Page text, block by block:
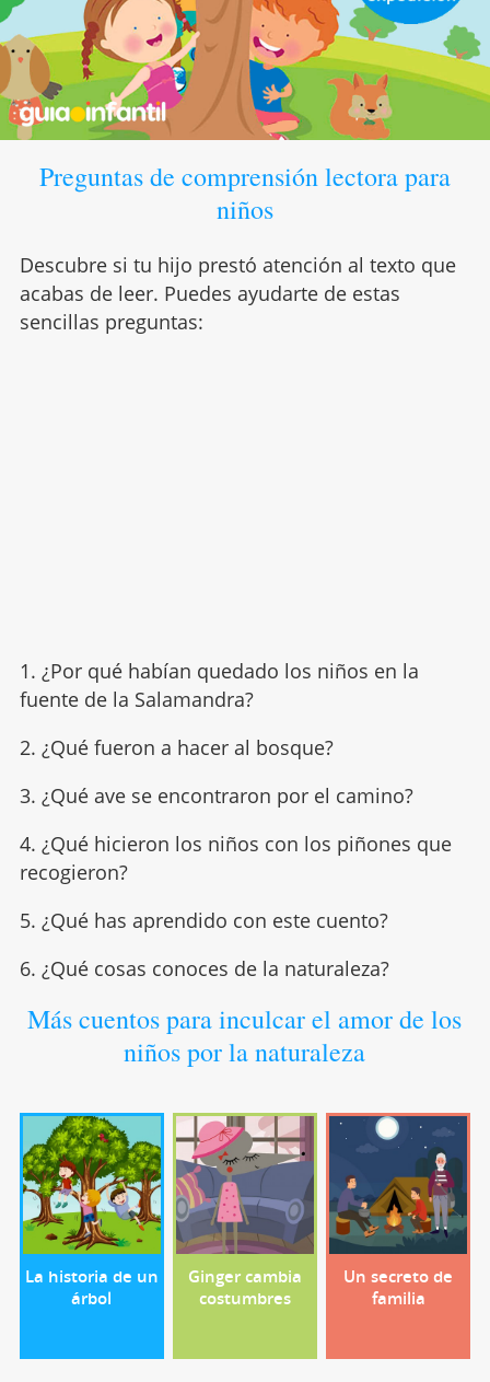
Preguntas de comprensión lectora para
niños
Descubre si tu hijo prestó atención al texto que
acabas de leer. Puedes ayudarte de estas
sencillas preguntas:
1. ¿Por qué habían quedado los niños en la
fuente de la Salamandra?
2. ¿Qué fueron a hacer al bosque?
3. ¿Qué ave se encontraron por el camino?
4. ¿Qué hicieron los niños con los piñones que
recogieron?
5. ¿Qué has aprendido con este cuento?
6. ¿Qué cosas conoces de la naturaleza?
Más cuentos para inculcar el amor de los
niños por la naturaleza
La historia de un
árbol
Ginger cambia
costumbres
Un secreto de
familia